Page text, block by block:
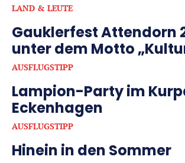
LAND & LEUTE
Gauklerfest Attendorn
unter dem Motto
AUSFLUGSTIPP
Lampion-Party im
Eckenhagen
AUSFLUGSTIPP
Hinein in den Sommer